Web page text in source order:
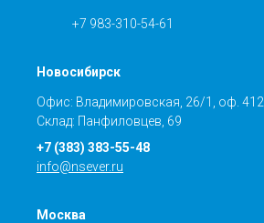
+7 983-310-54-61
Новосибирск
Офис: Владимировская, 26/1, оф. 412
Склад: Панфиловцев, 69
+7 (383) 383-55-48
info@nsever.ru
Москва